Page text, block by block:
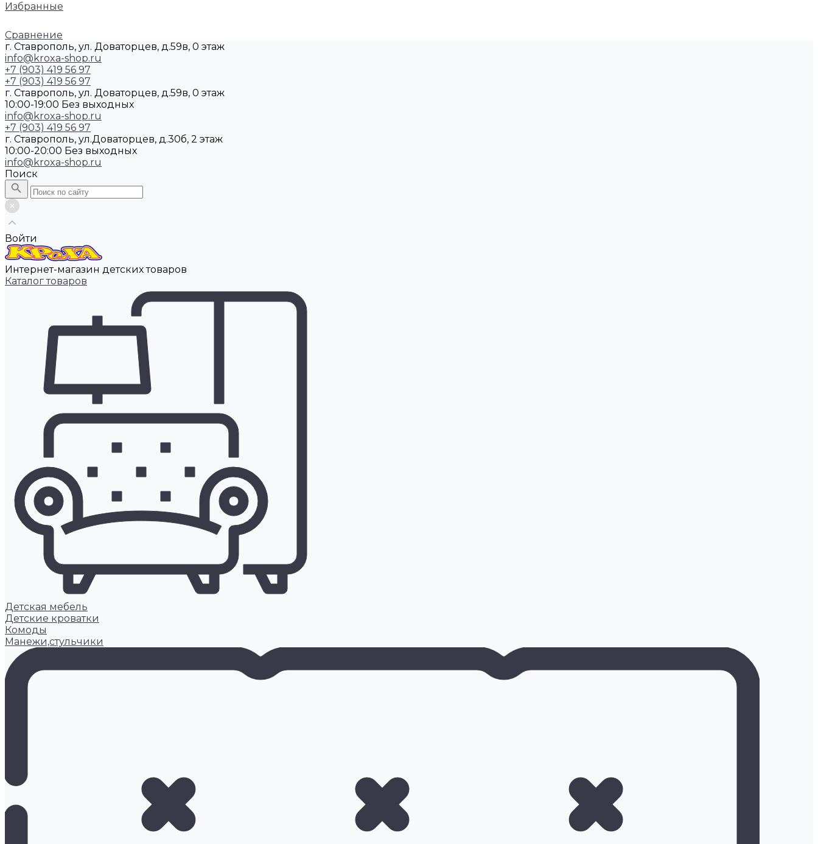
Избранные
Сравнение
г. Ставрополь, ул. Доваторцев, д.59в, 0 этаж
info@kroxa-shop.ru
+7 (903) 419 56 97
+7 (903) 419 56 97
г. Ставрополь, ул. Доваторцев, д.59в, 0 этаж
10:00-19:00 Без выходных
info@kroxa-shop.ru
+7 (903) 419 56 97
г. Ставрополь, ул.Доваторцев, д.30б, 2 этаж
10:00-20:00 Без выходных
info@kroxa-shop.ru
Поиск
Войти
Интернет-магазин детских товаров
Каталог товаров
Детская мебель
Детские кроватки
Комоды
Манежи,стульчики